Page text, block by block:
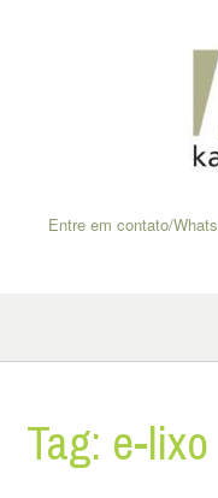
Entre em contato/
Tag: e-lixo